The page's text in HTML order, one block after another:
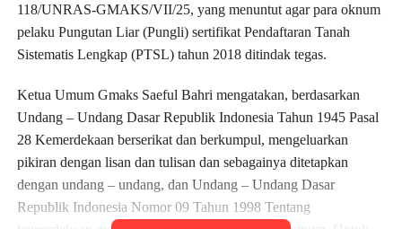
118/UNRAS-GMAKS/VII/25, yang menuntut agar para oknum
pelaku Pungutan Liar (Pungli) sertifikat Pendaftaran Tanah
Sistematis Lengkap (PTSL) tahun 2018 ditindak tegas.
Ketua Umum Gmaks Saeful Bahri mengatakan, berdasarkan
Undang – Undang Dasar Republik Indonesia Tahun 1945 Pasal
28 Kemerdekaan berserikat dan berkumpul, mengeluarkan
pikiran dengan lisan dan tulisan dan sebagainya ditetapkan
dengan undang – undang, dan Undang – Undang Dasar
Republik Indonesia Nomor 09 Tahun 1998 Tentang